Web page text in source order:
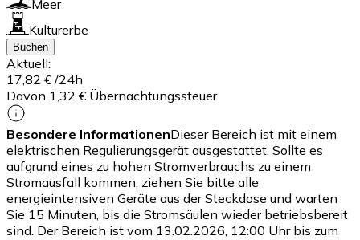
Meer
Kulturerbe
Buchen
Aktuell:
17,82 € /24h
Davon 1,32 € Übernachtungssteuer
Besondere InformationenDieser Bereich ist mit einem
elektrischen Regulierungsgerät ausgestattet. Sollte es
aufgrund eines zu hohen Stromverbrauchs zu einem
Stromausfall kommen, ziehen Sie bitte alle
energieintensiven Geräte aus der Steckdose und warten
Sie 15 Minuten, bis die Stromsäulen wieder betriebsbereit
sind. Der Bereich ist vom 13.02.2026, 12:00 Uhr bis zum